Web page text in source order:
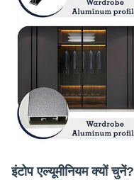
इंटोप एल्यूमीनियम क्यों चुनें?